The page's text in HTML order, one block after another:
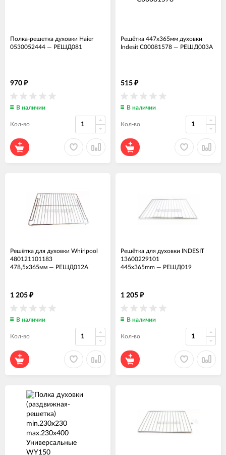
Полка-решетка духовки Haier
0530052444 — РЕШД081
970 ₽
В наличии
Кол-во
Решётка 447x365мм духовки
Indesit C00081578 — РЕШД003А
515 ₽
В наличии
Кол-во
Решётка для духовки Whirlpool
480121101183
478,5x365мм — РЕШД012А
1 205 ₽
В наличии
Кол-во
Решётка для духовки INDESIT
13600229101
445x365mm — РЕШД019
1 205 ₽
В наличии
Кол-во